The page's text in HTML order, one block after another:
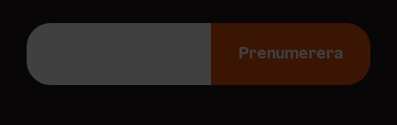
E
p
Prenumerera